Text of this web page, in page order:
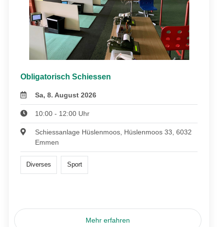
Obligatorisch Schiessen
Sa, 8. August 2026
10:00 - 12:00 Uhr
Schiessanlage Hüslenmoos, Hüslenmoos 33, 6032
Emmen
Diverses Sport
Mehr erfahren